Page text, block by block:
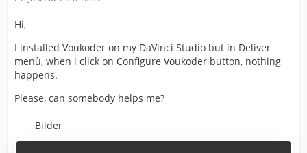
Hi,
I installed Voukoder on my DaVinci Studio but in Deliver
menù, when i click on Configure Voukoder button, nothing
happens.
Please, can somebody helps me?
Bilder